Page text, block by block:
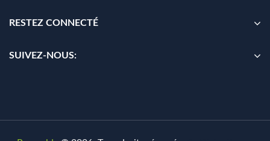
RESTEZ CONNECTÉ
SUIVEZ-NOUS: